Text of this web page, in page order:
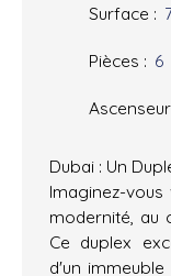
Surface :
Pièces : 6
Ascenseur
Dubai : Un
Imaginez-
modernité, au
Ce duplex
d'un